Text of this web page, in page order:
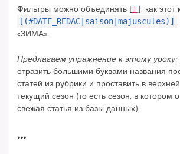
Фильтры можно объединять[1 ] , как этот
[(#DATE_REDAC|saison|majuscules)]
«ЗИМА».
Предлагаем упражнение к этому уроку:
отразить большими буквами названия
статей из рубрики и проставить в
текущий сезон (то есть сезон, в котором
свежая статья из базы данных).
...